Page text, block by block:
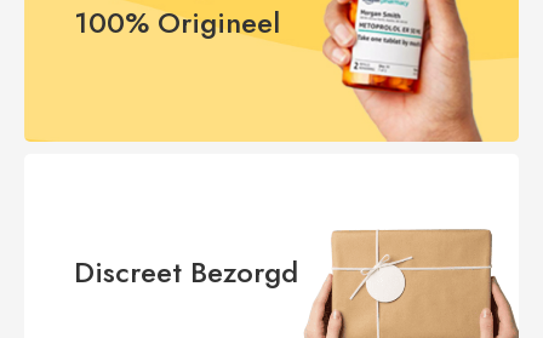
100% Origineel
Discreet Bezorgd